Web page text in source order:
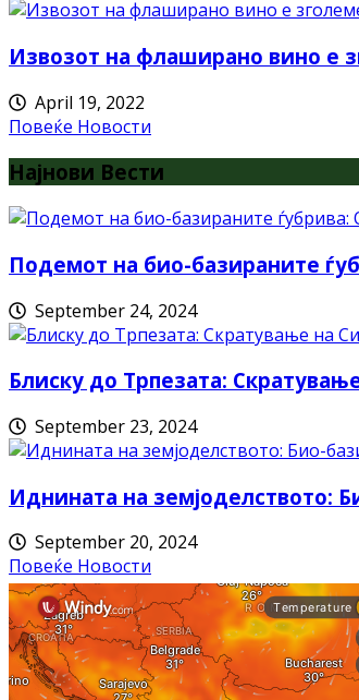
Извозот на флаширано вино е
April 19, 2022
Повеќе Новости
Најнови Вести
Подемот на био-базираните
September 24, 2024
Блиску до Трпезата:
September 23, 2024
Иднината на земјоделството:
September 20, 2024
Повеќе Новости